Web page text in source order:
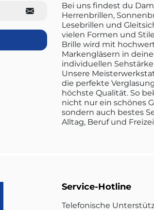
Bei uns findest du
Herrenbrillen,
Lesebrillen und
vielen Formen und
Brille wird mit
Markengläsern in
individuellen
Unsere
die perfekte
höchste Qualität. So
nicht nur ein schönes
sondern auch bestes
Alltag, Beruf und
Service-Hotline
Telefonische